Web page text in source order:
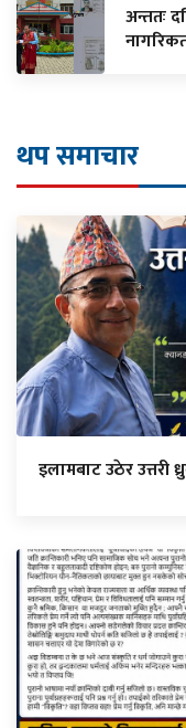
अन्ततः
थप समाचार
इलामबाट उठेर उत्तरी